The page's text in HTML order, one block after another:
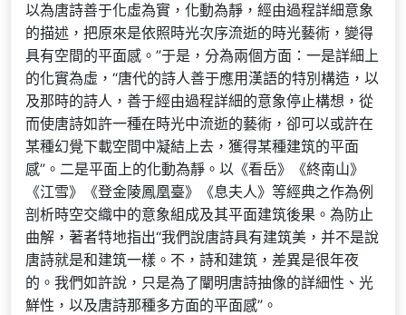
以為唐詩善于化虛為實，化動為靜，經由過程詳細意象
的描述，把原來是依照時光次序流逝的時光藝術，變得
具有空間的平面感。”于是，分為兩個方面：一是詳細上
的化實為虛，“唐代的詩人善于應用漢語的特別構造，以
及那時的詩人，善于經由過程詳細的意象停止構想，從
而使唐詩如許一種在時光中流逝的藝術，卻可以或許在
某種幻覺下載空間中凝結上去，獲得某種建筑的平面
感”。二是平面上的化動為靜。以《看岳》《終南山》
《江雪》《登金陵鳳凰臺》《息夫人》等經典之作為例
剖析時空交織中的意象組成及其平面建筑後果。為防止
曲解，著者特地指出“我們說唐詩具有建筑美，并不是說
唐詩就是和建筑一樣。不，詩和建筑，差異是很年夜
的。我們如許說，只是為了闡明唐詩抽像的詳細性、光
鮮性，以及唐詩那種多方面的平面感”。